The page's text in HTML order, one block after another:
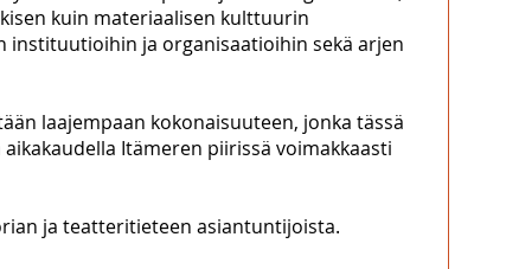
kuin materiaalisen kulttuurin
instituutioihin ja organisaatioihin sekä arjen
laajempaan kokonaisuuteen, jonka tässä
Itämeren piirissä voimakkaasti
ja teatteritieteen asiantuntijoista.